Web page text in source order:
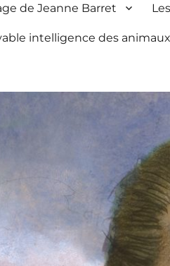
de Jeanne Barret
intelligence des animaux